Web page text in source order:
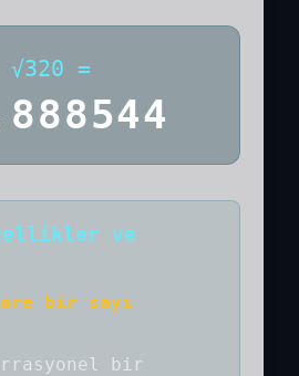
√320 =
ve
bir sayı
bir